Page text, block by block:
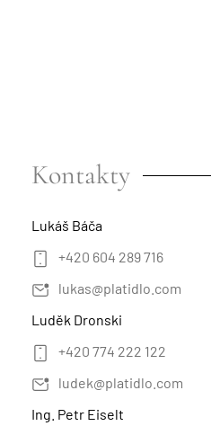
Kontakty
Lukáš Báča
+420 604 289 716
lukas@platidlo.com
Luděk Dronski
+420 774 222 122
ludek@platidlo.com
Ing. Petr Eiselt